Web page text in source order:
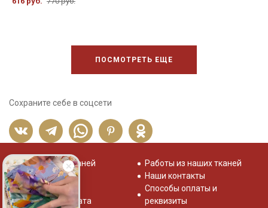
ПОСМОТРЕТЬ ЕЩЕ
Сохраните себе в соцсети
Распродажа тканей
Отзывы о нас
Система скидок
Доставка и оплата
Работы из наших тканей
Наши контакты
Способы оплаты и
реквизиты